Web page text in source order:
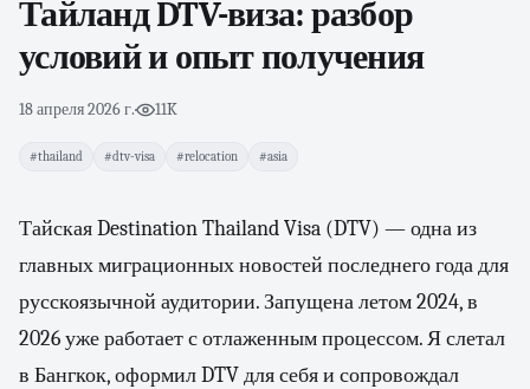
Тайланд DTV-виза: разбор
условий и опыт получения
18 апреля 2026 г.· 11K
#thailand #dtv-visa #relocation #asia
Тайская Destination Thailand Visa (DTV) — одна из
главных миграционных новостей последнего года для
русскоязычной аудитории. Запущена летом 2024, в
2026 уже работает с отлаженным процессом. Я слетал
в Бангкок, оформил DTV для себя и сопровождал